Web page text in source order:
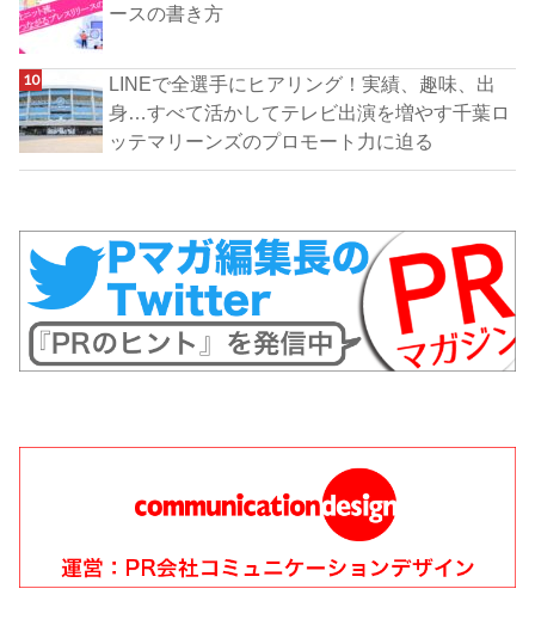
ースの書き方
LINEで全選手にヒアリング！実績、趣味、出
身…すべて活かしてテレビ出演を増やす千葉ロ
ッテマリーンズのプロモート力に迫る